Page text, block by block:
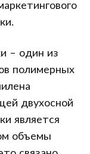
– один из
полимерных
двухосной
является
объемы